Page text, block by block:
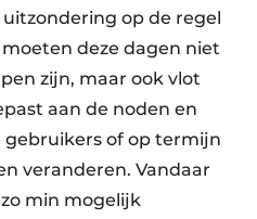
op de regel
deze dagen niet
zijn, maar ook vlot
aan de noden en
of op termijn
veranderen. Vandaar
min mogelijk